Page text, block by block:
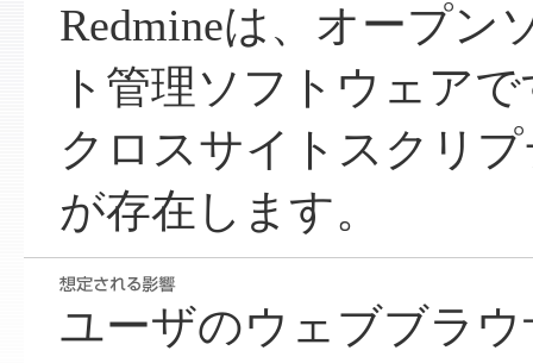
Redmineは、オープン
ト管理ソフトウェア
クロスサイトスクリ
が存在します。
ユーザのウェブブラ